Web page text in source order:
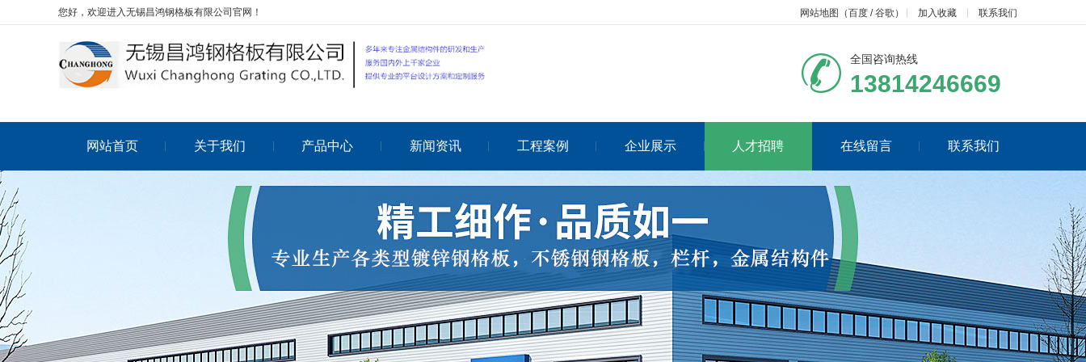
您好，欢迎进入无锡昌鸿钢格板有限公司官网！ 网站地图 （百度 /谷歌 ） 加入收藏 联系我们
全国咨询热线
13814246669
网站首页 关于我们 产品中心 新闻资讯 工程案例 企业展示 人才招聘 在线留言 联系我们